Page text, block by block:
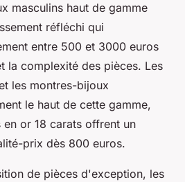
masculins haut de gamme
réfléchi qui
entre 500 et 3000 euros
la complexité des pièces. Les
les montres-bijoux
le haut de cette gamme,
or 18 carats offrent un
prix dès 800 euros.
de pièces d'exception, les